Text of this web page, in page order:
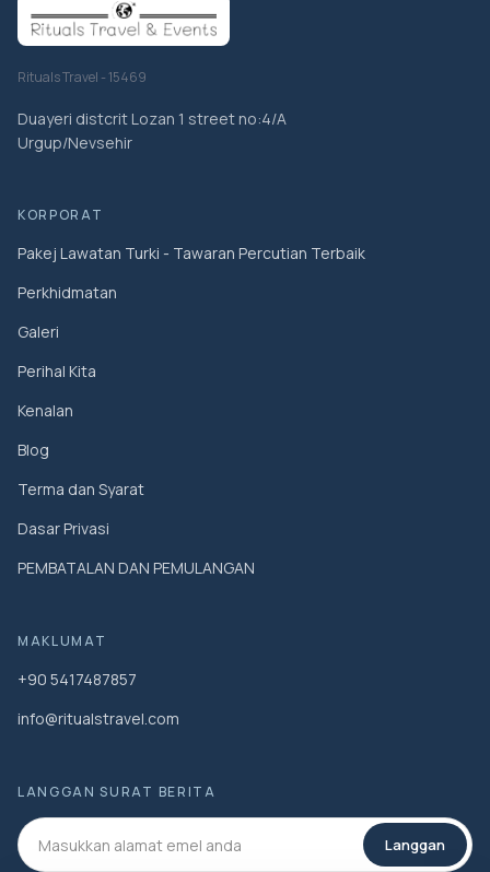
Rituals Travel - 15469
Duayeri distcrit Lozan 1 street no:4/A
Urgup/Nevsehir
KORPORAT
Pakej Lawatan Turki - Tawaran Percutian Terbaik
Perkhidmatan
Galeri
Perihal Kita
Kenalan
Blog
Terma dan Syarat
Dasar Privasi
PEMBATALAN DAN PEMULANGAN
MAKLUMAT
+90 5417487857
info@ritualstravel.com
LANGGAN SURAT BERITA
Langgan